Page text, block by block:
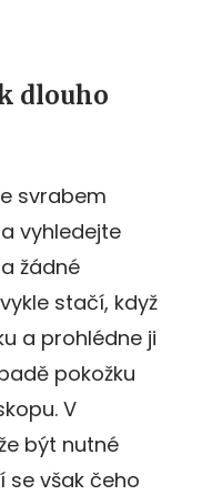
dlouho
svrabem
vyhledejte
žádné
stačí, když
a prohlédne ji
pokožku
V
být nutné
se však čeho